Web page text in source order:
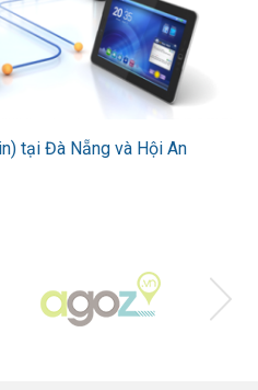
tại Đà Nẵng và Hội An